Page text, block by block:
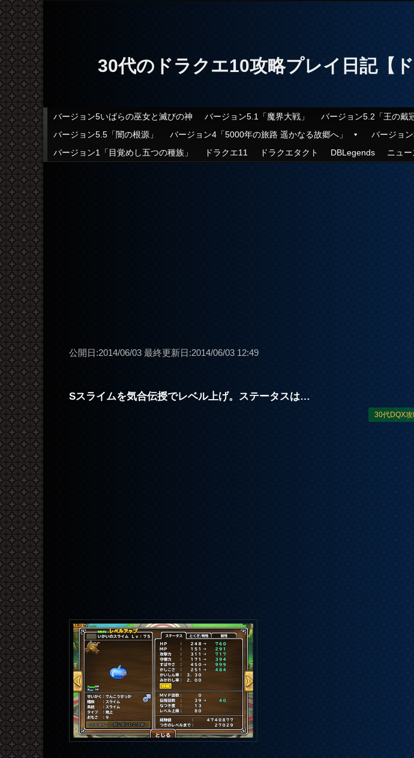
30代のドラクエ10攻略プレイ日記【ド
メインメニュー
メインコンテンツへ移動
サブコンテンツへ移動
バージョン5いばらの巫女と滅びの神 バージョン5.1「魔界大戦」 バージョン5.2「王の戴
バージョン5.5「闇の根源」
バージョン4「5000年の旅路 遥かなる故郷へ」 バージョ
バージョン1「目覚めし五つの種族」
ドラクエ11 ドラクエタクト DBLegends ニュー
公開日:2014/06/03 最終更新日:2014/06/03 12:49
Sスライムを気合伝授でレベル上げ。ステータスは…
30代DQX攻